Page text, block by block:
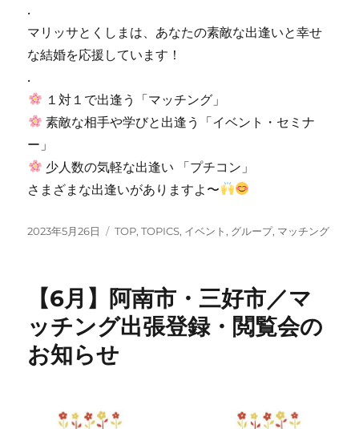
.
マリッサとくしまは、あなたの素敵な出逢いと幸せ
な結婚を応援しています！
.
１対１で出逢う「マッチング」
素敵な相手や学びと出逢う「イベント・セミナ
ー」
少人数の気軽な出逢い 「プチコン」
さまざまな出逢いがありますよ〜
投
2023年5月26日
カ
ー
TOP,TOPICS, イベント , グループ, マッチング
【6月】阿南市・三好市／マ
ッチング出張登録・閲覧会の
お知らせ